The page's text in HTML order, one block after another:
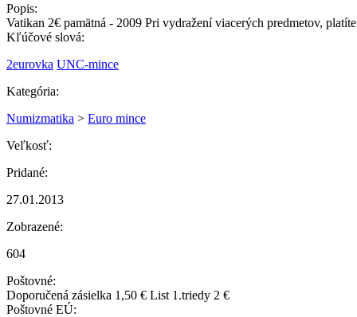
Popis:
Vatikan 2€ pamätná - 2009 Pri vydražení viacerých predmetov,
Kľúčové slová:
2eurovka UNC-mince
Kategória:
Numizmatika > Euro mince
Veľkosť:
Pridané:
27.01.2013
Zobrazené:
604
Poštovné:
Doporučená zásielka 1,50 € List 1.triedy 2 €
Poštovné EÚ: